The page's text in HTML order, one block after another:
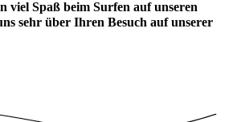
viel Spaß beim Surfen auf unseren
sehr über Ihren Besuch auf unserer